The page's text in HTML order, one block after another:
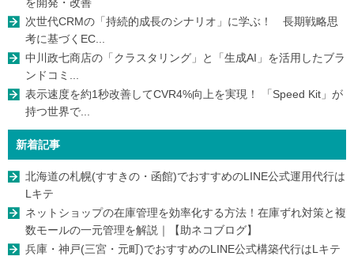
次世代CRMの「持続的成長のシナリオ」に学ぶ！ 長期戦略思
考に基づくEC...
中川政七商店の「クラスタリング」と「生成AI」を活用したブラ
ンドコミ...
表示速度を約1秒改善してCVR4%向上を実現！ 「Speed Kit」が
持つ世界で...
新着記事
北海道の札幌(すすきの・函館)でおすすめのLINE公式運用代行は
Lキテ
ネットショップの在庫管理を効率化する方法！在庫ずれ対策と複
数モールの一元管理を解説｜【助ネコブログ】
兵庫・神戸(三宮・元町)でおすすめのLINE公式構築代行はLキテ